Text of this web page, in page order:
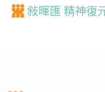
敍暉匯 精神復